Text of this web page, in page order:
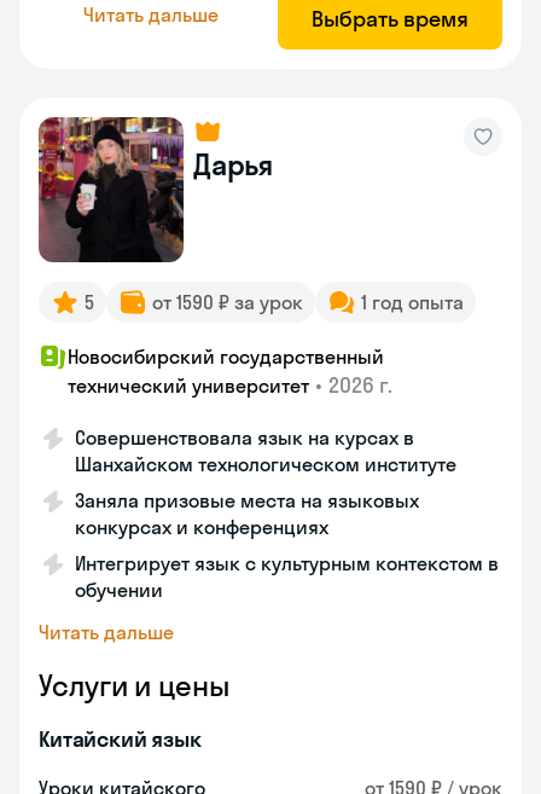
Читать дальше Выбрать время
Дарья
5 от 1590 ₽ за урок 1 год опыта
Новосибирский государственный
технический университет • 2026 г.
Совершенствовала язык на курсах в
Шанхайском технологическом институте
Заняла призовые места на языковых
конкурсах и конференциях
Интегрирует язык с культурным контекстом в
обучении
Читать дальше
Услуги и цены
Китайский язык
Уроки китайского от 1590 ₽ / урок